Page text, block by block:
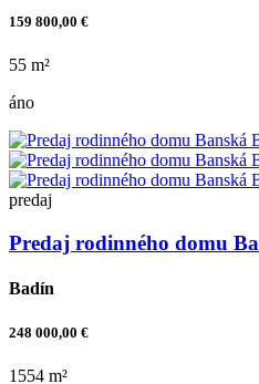
159 800,00 €
55 m²
áno
predaj
Predaj rodinného domu
Badín
248 000,00 €
1554 m²